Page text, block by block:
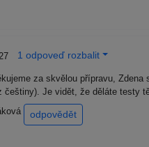
1 odpoveď rozbalit
za skvělou přípravu,
češtiny). Je vidět, že děláte
odpovědět